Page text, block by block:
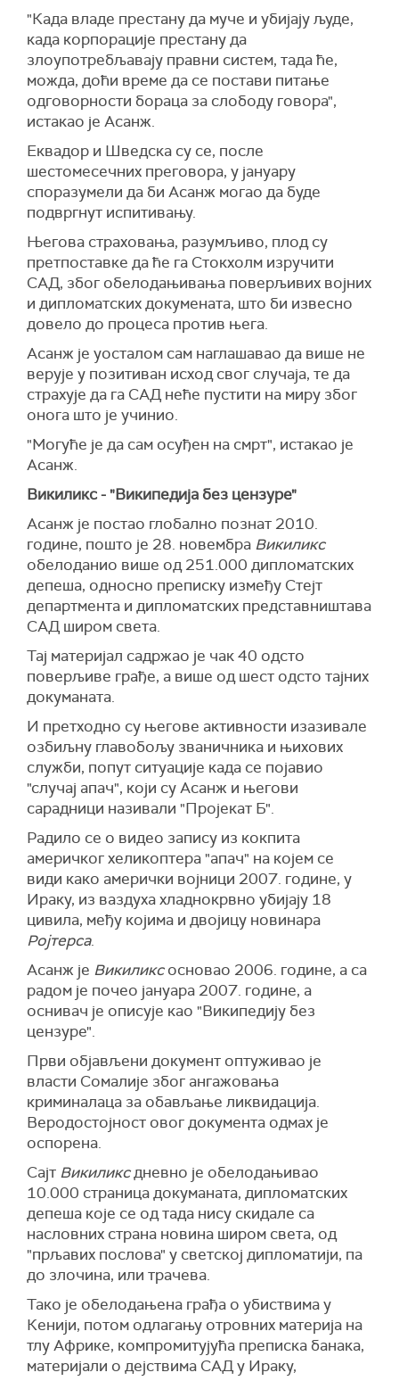
"Када владе престану да муче и убијају људе,
када корпорације престану да
злоупотребљавају правни систем, тада ће,
можда, доћи време да се постави питање
одговорности бораца за слободу говора",
истакао је Асанж.
Еквадор и Шведска су се, после
шестомесечних преговора, у јануару
споразумели да би Асанж могао да буде
подвргнут испитивању.
Његова страховања, разумљиво, плод су
претпоставке да ће га Стокхолм изручити
САД, због обелодањивања поверљивих војних
и дипломатских докумената, што би извесно
довело до процесa против њега.
Асанж је уосталом сам наглашавао да више не
верује у позитиван исход свог случаја, те да
страхује да га САД неће пустити на миру због
онога што је учинио.
"Могуће је да сам осуђен на смрт", истакао је
Асанж.
Викиликс - "Википедија без цензуре"
Асанж је постао глобално познат 2010.
године, пошто је 28. новембра Викиликс
обелоданио више од 251.000 дипломатских
депеша, односно преписку између Стејт
департмента и дипломатских представништава
САД широм света.
Тај материјал садржао је чак 40 одсто
поверљиве грађе, а више од шест одсто тајних
докуманата.
И претходно су његове активности изазивале
озбиљну главобољу званичника и њихових
служби, попут ситуације када се појавио
"случај апач", који су Асанж и његови
сарадници називали "Пројекат Б".
Радило се о видео запису из кокпита
америчког хеликоптера "апач" на којем се
види како амерички војници 2007. године, у
Ираку, из ваздуха хладнокрвно убијају 18
цивила, међу којима и двојицу новинара
Ројтерса.
Асанж је Викиликсосновао 2006. године, а са
радом је почео јануара 2007. године, а
оснивач је описује као "Википедију без
цензуре".
Први објављени документ оптуживао је
власти Сомалије због ангажовања
криминалаца за обављање ликвидација.
Веродостојност овог документа одмах је
оспорена.
Сајт Викиликсдневно је обелодањивао
10.000 страница докуманата, дипломатских
депеша које се од тада нису скидале са
насловних страна новина широм света, од
"прљавих послова" у светској дипломатији, па
до злочина, или трачева.
Тако је обелодањена грађа о убиствима у
Кенији, потом одлагању отровних материја на
тлу Африке, компромитујућа преписка банака,
материјали о дејствима САД у Ираку,